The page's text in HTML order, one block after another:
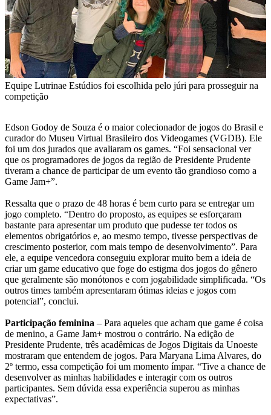
Equipe Lutrinae Estúdios foi escolhida pelo júri para prosseguir na
competição
Edson Godoy de Souza é o maior colecionador de jogos do Brasil e
curador do Museu Virtual Brasileiro dos Videogames (VGDB). Ele
foi um dos jurados que avaliaram os games. “Foi sensacional ver
que os programadores de jogos da região de Presidente Prudente
tiveram a chance de participar de um evento tão grandioso como a
Game Jam+”.
Ressalta que o prazo de 48 horas é bem curto para se entregar um
jogo completo. “Dentro do proposto, as equipes se esforçaram
bastante para apresentar um produto que pudesse ter todos os
elementos obrigatórios e, ao mesmo tempo, tivesse perspectivas de
crescimento posterior, com mais tempo de desenvolvimento”. Para
ele, a equipe vencedora conseguiu explorar muito bem a ideia de
criar um game educativo que foge do estigma dos jogos do gênero
que geralmente são monótonos e com jogabilidade simplificada. “Os
outros times também apresentaram ótimas ideias e jogos com
potencial”, conclui.
Participação feminina – Para aqueles que acham que game é coisa
de menino, a Game Jam+ mostrou o contrário. Na edição de
Presidente Prudente, três acadêmicas de Jogos Digitais da Unoeste
mostraram que entendem de jogos. Para Maryana Lima Alvares, do
2º termo, essa competição foi um momento ímpar. “Tive a chance de
desenvolver as minhas habilidades e interagir com os outros
participantes. Sem dúvida essa experiência superou as minhas
expectativas”.